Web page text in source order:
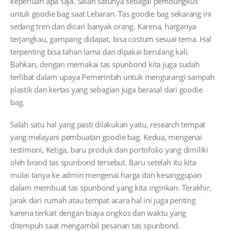
untuk goodie bag saat Lebaran. Tas goodie bag sekarang ini
sedang tren dan dicari banyak orang. Karena, harganya
terjangkau, gampang didapat, bisa costum sesuai tema. Hal
terpenting bisa tahan lama dan dipakai berulang kali.
Bahkan, dengan memakai tas spunbond kita juga sudah
terlibat dalam upaya Pemerintah untuk mengurangi sampah
plastik dan kertas yang sebagian juga berasal dari goodie
bag.
Salah satu hal yang pasti dilakukan yaitu, research tempat
yang melayani pembuatan goodie bag. Kedua, mengenai
testimoni, Ketiga, baru produk dan portofolio yang dimiliki
oleh brand tas spunbond tersebut. Baru setelah itu kita
mulai tanya ke admin mengenai harga dan kesanggupan
dalam membuat tas spunbond yang kita inginkan. Terakhir,
jarak dari rumah atau tempat acara hal ini juga penting
karena terkait dengan biaya ongkos dan waktu yang
ditempuh saat mengambil pesanan tas spunbond.